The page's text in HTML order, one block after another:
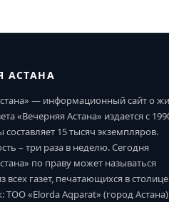
АСТАНА
— информационный сайт о
«Вечерняя Астана» издается с
составляет 15 тысяч экземпляров.
– три раза в неделю. Сегодня
по праву может называться
всех газет, печатающихся в
ТОО «Elorda Aqparat» (город